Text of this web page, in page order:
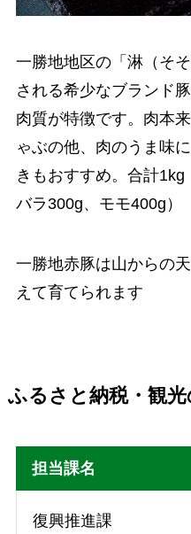
一勝地地区の「淋（そ
される希少なブランド
肉質が特徴です。肉本
ゃぶの他、肉のうま味
きもおすすめ。合計1kg
バラ300g、モモ400g）
一勝地赤豚は山からの
えて育てられます
ふるさと納税・観
担当課名
復興推進課